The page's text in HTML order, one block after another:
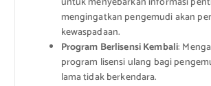
mengingatkan pengemudi akan
kewaspadaan.
Program Berlisensi Kembali:
program lisensi ulang bagi
lama tidak berkendara.